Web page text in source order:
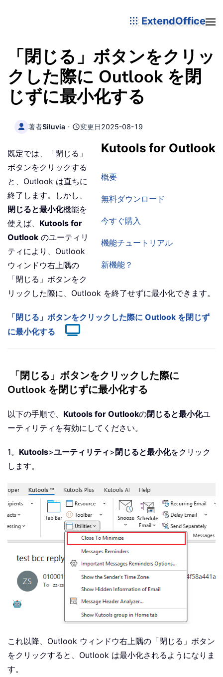
ExtendOffice
「閉じる」ボタンをクリッ
クした際に Outlook を閉
じずに最小化する
著者Siluvia ・ 変更日2025-08-19
Kutools for Outlook
概要
無料ダウンロード
今すぐ購入
機能チュートリアル
新機能？
既定では、「閉じる」
ボタンをクリックする
と、Outlook は直ちに
終了します。しかし、
閉じると最小化機能を
使えば、 Kutools for
Outlook のユーティリ
ティにより、Outlook
ウィンドウ右上隅の
「閉じる」ボタンをク
リックした際に、Outlook を終了せずに最小化できます。
「閉じる」ボタンをクリックした際に Outlook を閉じず
に最小化する
「閉じる」ボタンをクリックした際に
Outlook を閉じずに最小化する
以下の手順で、 Kutools for Outlookの閉じると最小化ユ
ーティリティを有効にしてください。
1。 Kutools>ユーティリティ> 閉じると最小化をクリック
します。
これ以降、Outlook ウィンドウ右上隅の「閉じる」ボタン
をクリックすると、Outlook は最小化されるようになりま
す。